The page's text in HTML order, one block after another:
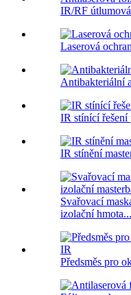
IR/RF
Laserová
Antibakteriální
IR stínící
IR stínění
Svařovací
izolační hmota...
Předsměs pro